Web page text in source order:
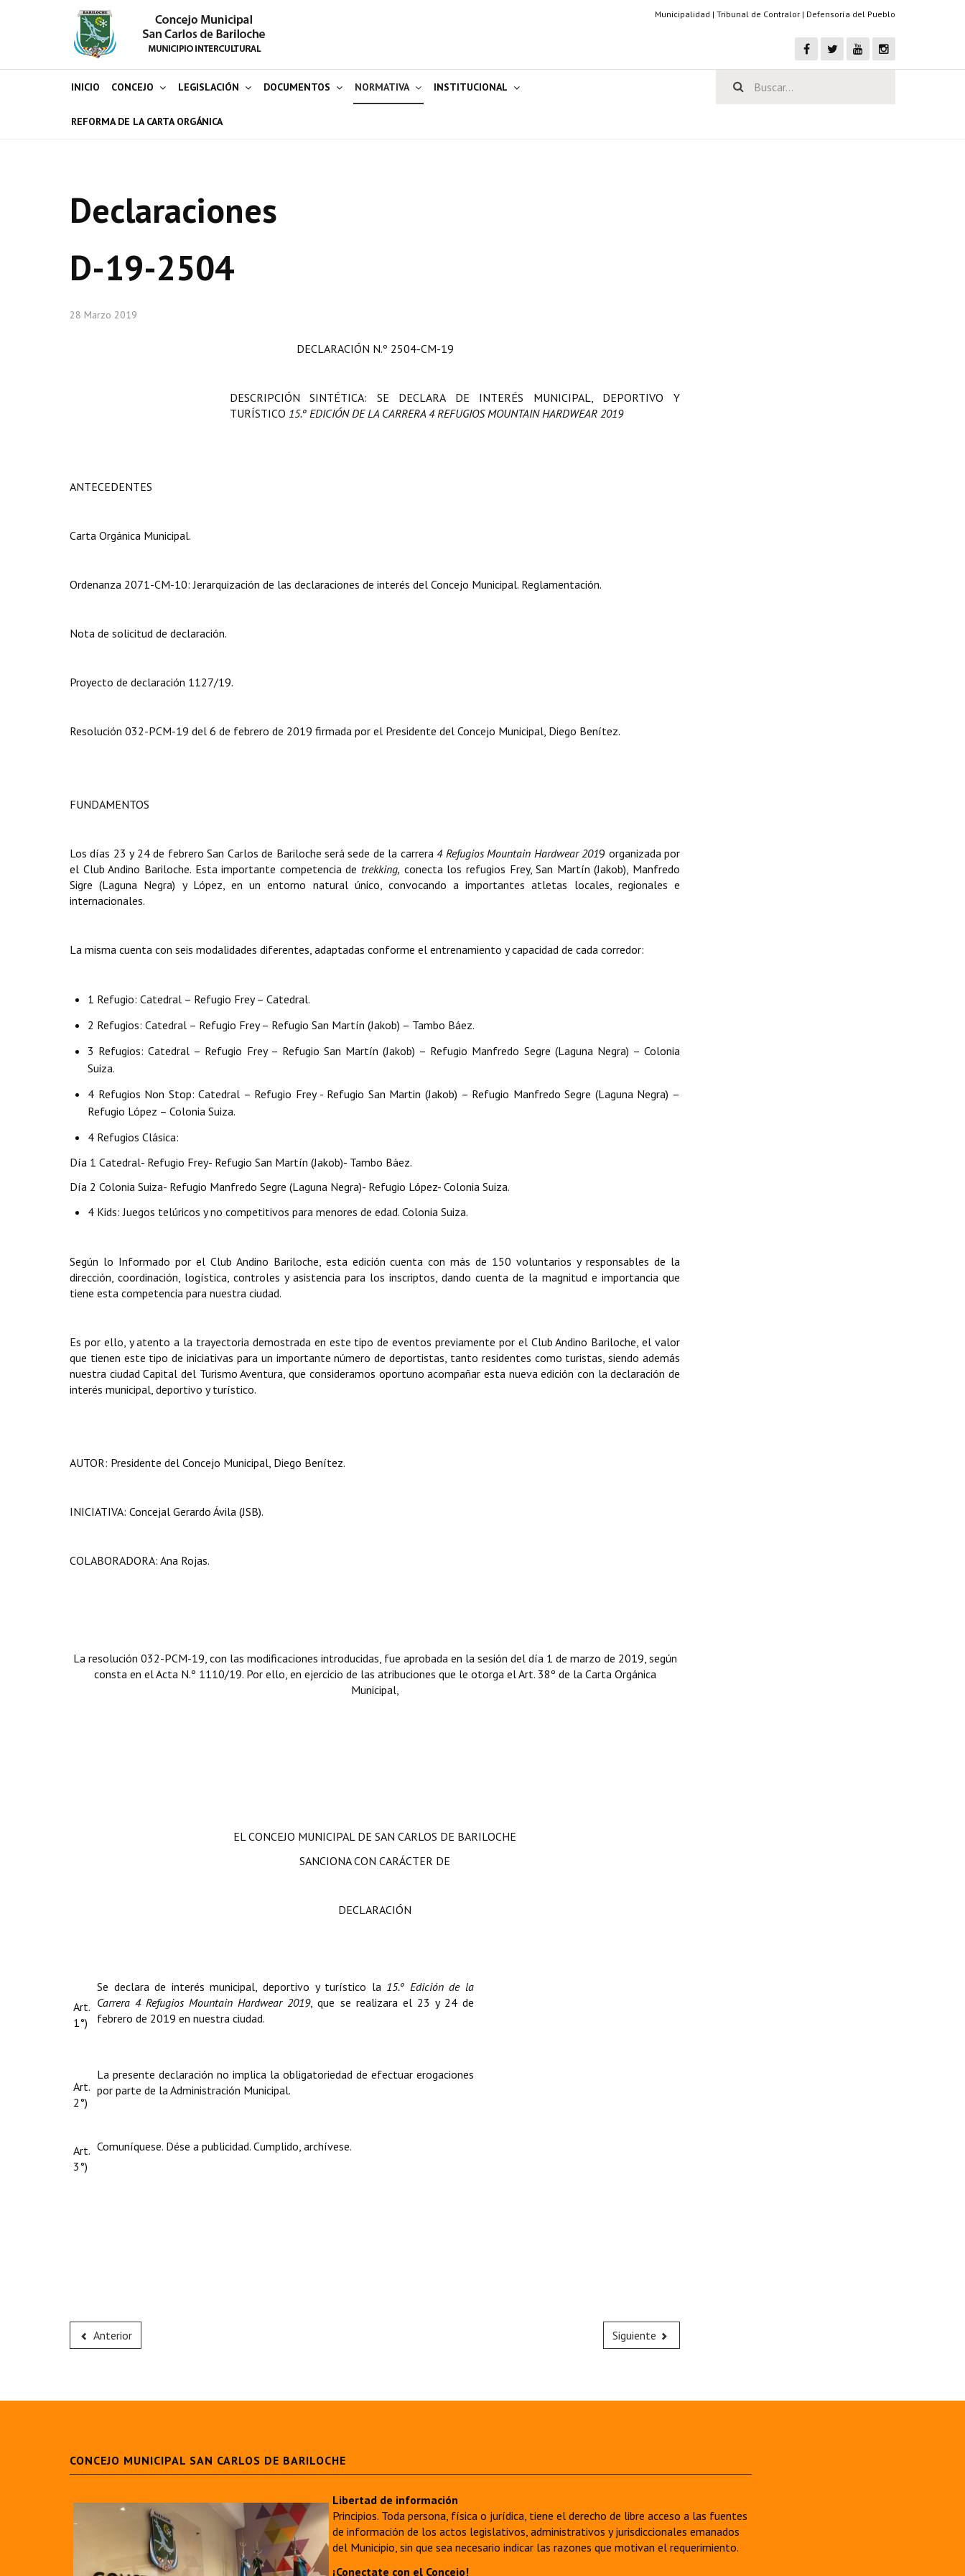
Municipalidad | Tribunal de Contralor | Defensoría del Pueblo
INICIO CONCEJO LEGISLACIÓN DOCUMENTOS NORMATIVA INSTITUCIONAL
REFORMA DE LA CARTA ORGÁNICA
Declaraciones
D-19-2504
28 Marzo 2019
DECLARACIÓN N.º 2504-CM-19
DESCRIPCIÓN SINTÉTICA: SE DECLARA DE INTERÉS MUNICIPAL, DEPORTIVO Y
TURÍSTICO 15.º EDICIÓN DE LA CARRERA 4 REFUGIOS MOUNTAIN HARDWEAR 2019
ANTECEDENTES
Carta Orgánica Municipal.
Ordenanza 2071-CM-10: Jerarquización de las declaraciones de interés del Concejo Municipal. Reglamentación.
Nota de solicitud de declaración.
Proyecto de declaración 1127/19.
Resolución 032-PCM-19 del 6 de febrero de 2019 firmada por el Presidente del Concejo Municipal, Diego Benítez.
FUNDAMENTOS
Los días 23 y 24 de febrero San Carlos de Bariloche será sede de la carrera4 Refugios Mountain Hardwear 2019 organizada por
el Club Andino Bariloche. Esta importante competencia de trekking, conecta los refugios Frey, San Martín (Jakob), Manfredo
Sigre (Laguna Negra) y López, en un entorno natural único, convocando a importantes atletas locales, regionales e
internacionales.
La misma cuenta con seis modalidades diferentes, adaptadas conforme el entrenamiento y capacidad de cada corredor:
1 Refugio: Catedral – Refugio Frey – Catedral.
2 Refugios: Catedral – Refugio Frey – Refugio San Martín (Jakob) – Tambo Báez.
3 Refugios: Catedral – Refugio Frey – Refugio San Martín (Jakob) – Refugio Manfredo Segre (Laguna Negra) – Colonia
Suiza.
4 Refugios Non Stop: Catedral – Refugio Frey - Refugio San Martin (Jakob) – Refugio Manfredo Segre (Laguna Negra) –
Refugio López – Colonia Suiza.
4 Refugios Clásica:
Día 1 Catedral- Refugio Frey- Refugio San Martín (Jakob)- Tambo Báez.
Día 2 Colonia Suiza- Refugio Manfredo Segre (Laguna Negra)- Refugio López- Colonia Suiza.
4 Kids: Juegos telúricos y no competitivos para menores de edad. Colonia Suiza.
Según lo Informado por el Club Andino Bariloche, esta edición cuenta con más de 150 voluntarios y responsables de la
dirección, coordinación, logística, controles y asistencia para los inscriptos, dando cuenta de la magnitud e importancia que
tiene esta competencia para nuestra ciudad.
Es por ello, y atento a la trayectoria demostrada en este tipo de eventos previamente por el Club Andino Bariloche, el valor
que tienen este tipo de iniciativas para un importante número de deportistas, tanto residentes como turistas, siendo además
nuestra ciudad Capital del Turismo Aventura, que consideramos oportuno acompañar esta nueva edición con la declaración de
interés municipal, deportivo y turístico.
AUTOR: Presidente del Concejo Municipal, Diego Benítez.
INICIATIVA: Concejal Gerardo Ávila (JSB).
COLABORADORA: Ana Rojas.
La resolución 032-PCM-19, con las modificaciones introducidas, fue aprobada en la sesión del día 1 de marzo de 2019, según
consta en el Acta N.º 1110/19. Por ello, en ejercicio de las atribuciones que le otorga el Art. 38º de la Carta Orgánica
Municipal,
EL CONCEJO MUNICIPAL DE SAN CARLOS DE BARILOCHE
SANCIONA CON CARÁCTER DE
DECLARACIÓN
Art.
1°)
Se declara de interés municipal, deportivo y turístico la 15.º Edición de la
Carrera 4 Refugios Mountain Hardwear 2019, que se realizara el 23 y 24 de
febrero de 2019 en nuestra ciudad.
Art.
2°)
La presente declaración no implica la obligatoriedad de efectuar erogaciones
por parte de la Administración Municipal.
Art.
3°)
Comuníquese. Dése a publicidad. Cumplido, archívese.
Anterior Siguiente
CONCEJO MUNICIPAL SAN CARLOS DE BARILOCHE
Libertad de información
Principios. Toda persona, física o jurídica, tiene el derecho de libre acceso a las fuentes
de información de los actos legislativos, administrativos y jurisdiccionales emanados
del Municipio, sin que sea necesario indicar las razones que motivan el requerimiento.
¡Conectate con el Concejo!